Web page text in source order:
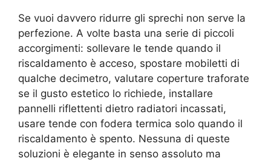
Se vuoi davvero ridurre gli sprechi non serve la
perfezione. A volte basta una serie di piccoli
accorgimenti: sollevare le tende quando il
riscaldamento è acceso, spostare mobiletti di
qualche decimetro, valutare coperture traforate
se il gusto estetico lo richiede, installare
pannelli riflettenti dietro radiatori incassati,
usare tende con fodera termica solo quando il
riscaldamento è spento. Nessuna di queste
soluzioni è elegante in senso assoluto ma